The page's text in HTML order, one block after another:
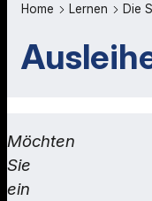
Home Lernen Die
Möchten
Sie
ein